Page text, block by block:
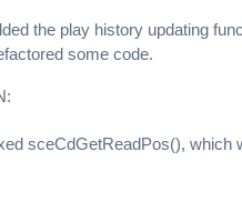
the play history updating
some code.
sceCdGetReadPos(), which